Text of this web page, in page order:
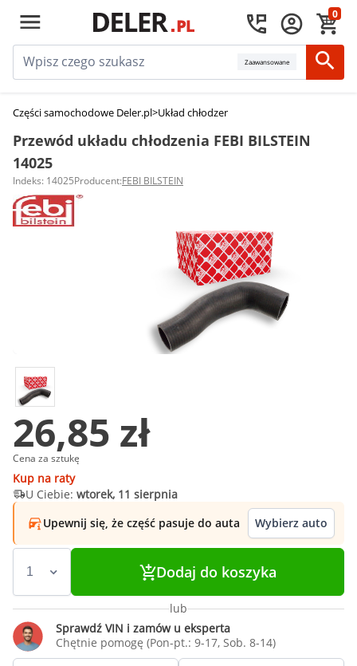
0
Zaawansowane
Części samochodowe Deler.pl>Układ chłodzenia silnika
Przewód układu chłodzenia FEBI BILSTEIN
14025
Indeks: 14025Producent:FEBI BILSTEIN
26,85 zł
Cena za sztukę
Kup na raty
U Ciebie: wtorek, 11 sierpnia
Upewnij się, że część pasuje do auta
Wybierz auto
Dodaj do koszyka
lub
Sprawdź VIN i zamów u eksperta
Chętnie pomogę (Pon-pt.: 9-17, Sob. 8-14)